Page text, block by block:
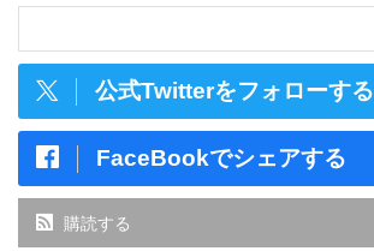
公式Twitterをフォローする
FaceBookでシェアする
購読する